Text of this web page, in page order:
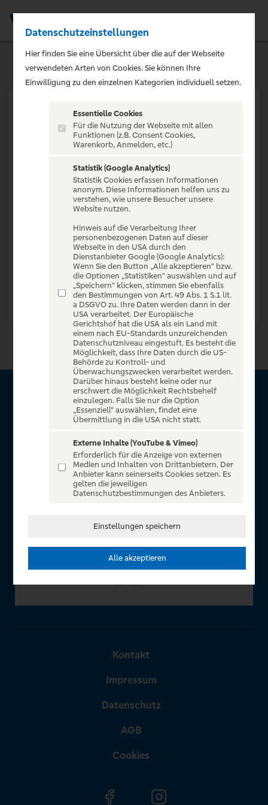
VERANSTALTUNG NICHT
GEFUNDEN
Zur Startseite
Über VR Entertain
für alle Kunden der Volksbanken Raiffeisenbanken. Auf
unserem einzigartigen Portal finden Sie Tickets für
atemberaubende Konzerte, Musicals und Shows, die
Fußball-Bundesliga sowie die Champions League und die
In Zusammenarbeit mit
Kontakt
Impressum
Datenschutz
AGB
Cookies
Datenschutzeinstellungen
Hier finden Sie eine Übersicht über die auf der Webseite
verwendeten Arten von Cookies. Sie können Ihre
Einwilligung zu den einzelnen Kategorien individuell setzen.
Essentielle Cookies
Für die Nutzung der Webseite mit allen
Funktionen (z.B. Consent Cookies,
Warenkorb, Anmelden, etc.)
Statistik (Google Analytics)
Statistik Cookies erfassen Informationen
anonym. Diese Informationen helfen uns zu
verstehen, wie unsere Besucher unsere
Website nutzen.
Hinweis auf die Verarbeitung Ihrer
personenbezogenen Daten auf dieser
Webseite in den USA durch den
Dienstanbieter Google (Google Analytics):
Wenn Sie den Button „Alle akzeptieren“ bzw.
die Optionen „Statistiken“ auswählen und auf
„Speichern“ klicken, stimmen Sie ebenfalls
den Bestimmungen von Art. 49 Abs. 1 S.1 lit.
a DSGVO zu. Ihre Daten werden dann in der
USA verarbeitet. Der Europäische
Gerichtshof hat die USA als ein Land mit
einem nach EU-Standards unzureichenden
Datenschutzniveau eingestuft. Es besteht die
Möglichkeit, dass Ihre Daten durch die US-
Behörde zu Kontroll- und
Überwachungszwecken verarbeitet werden.
Darüber hinaus besteht keine oder nur
erschwert die Möglichkeit Rechtsbehelf
einzulegen. Falls Sie nur die Option
„Essenziell“ auswählen, findet eine
Übermittlung in die USA nicht statt.
Externe Inhalte (YouTube & Vimeo)
Erforderlich für die Anzeige von externen
Medien und Inhalten von Drittanbietern. Der
Anbieter kann seinerseits Cookies setzen. Es
gelten die jeweiligen
Datenschutzbestimmungen des Anbieters.
Einstellungen speichern
Alle akzeptieren